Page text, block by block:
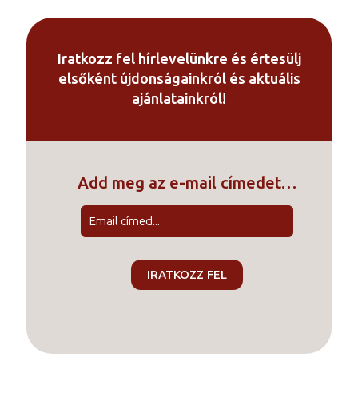
000 Ft
Iratkozz fel hírlevelünkre és értesülj
elsőként újdonságainkról és aktuális
ajánlatainkról!
Add meg az e-mail címedet…